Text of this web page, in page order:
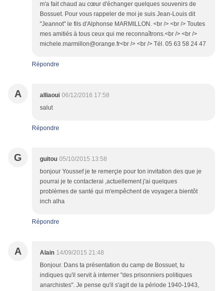
m'a fait chaud au cœur d'échanger quelques souvenirs de
Bossuet. Pour vous rappeler de moi je suis Jean-Louis dit
"Jeannot" le fils d'Alphonse MARMILLON. <br /> <br /> Toutes
mes amitiés à tous ceux qui me reconnaîtrons.<br /> <br />
michele.marmillon@orange.fr<br /> <br /> Tél. 05 63 58 24 47
Répondre
A alliaoui 06/12/2016 17:58
salut
Répondre
G guitou 05/10/2015 13:58
bonjour Youssef je te remerçie pour ton invitation des que je
pourrai je te contacterai ,actuellement j'ai quelques
problèmes de santé qui m'empêchent de voyager.a bientôt
inch alha
Répondre
A Alain 14/09/2015 21:48
Bonjour. Dans ta présentation du camp de Bossuet, tu
indiques qu'il servit à interner "des prisonniers politiques
anarchistes". Je pense qu'il s'agit de la période 1940-1943,